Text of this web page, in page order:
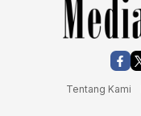
Tentang Kami